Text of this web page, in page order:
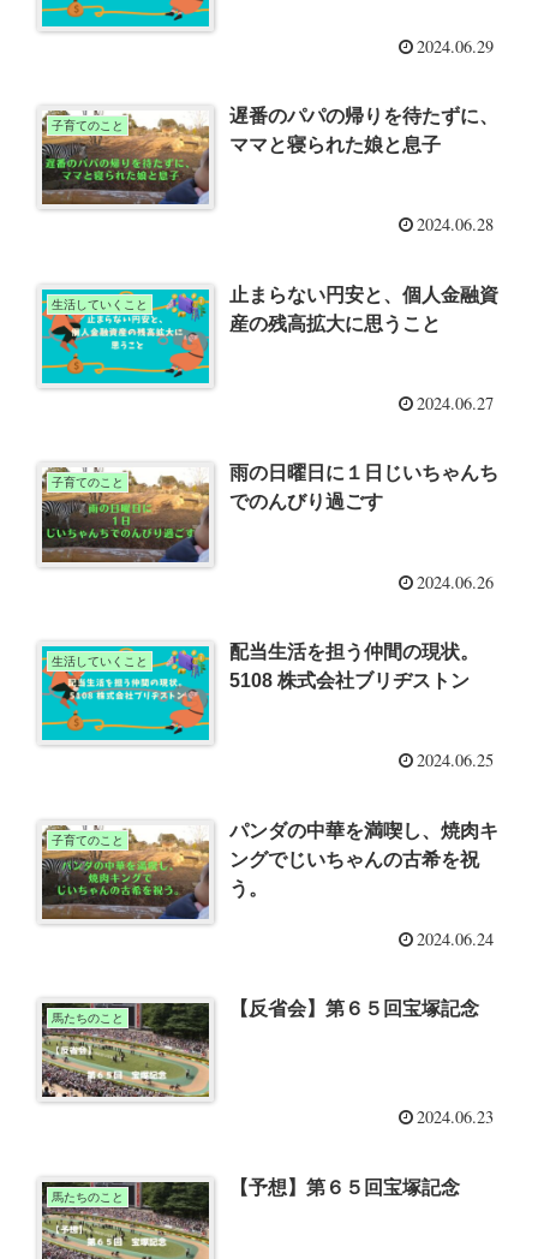
2024.06.29
子育てのこと
遅番のパパの帰りを待たずに、
ママと寝られた娘と息子
2024.06.28
生活していくこと
止まらない円安と、個人金融資
産の残高拡大に思うこと
2024.06.27
子育てのこと
雨の日曜日に１日じいちゃんち
でのんびり過ごす
2024.06.26
生活していくこと
配当生活を担う仲間の現状。
5108 株式会社ブリヂストン
2024.06.25
子育てのこと
パンダの中華を満喫し、焼肉キ
ングでじいちゃんの古希を祝
う。
2024.06.24
馬たちのこと 【反省会】第６５回宝塚記念
2024.06.23
馬たちのこと 【予想】第６５回宝塚記念